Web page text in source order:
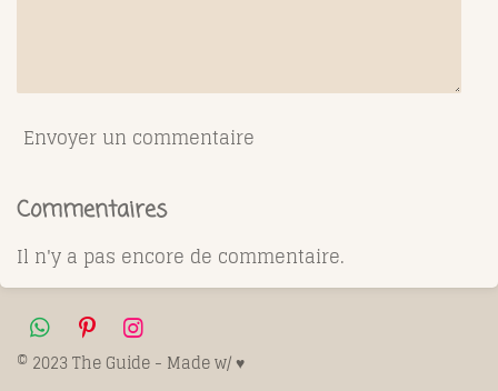
Envoyer un commentaire
Commentaires
Il n'y a pas encore de commentaire.
W
h
a
P
i
n
I
n
s
© 2023 The Guide - Made w/ ♥️